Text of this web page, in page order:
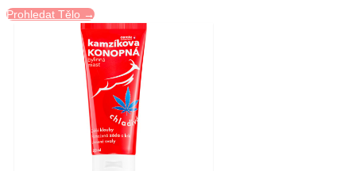
Prohledat Tělo →